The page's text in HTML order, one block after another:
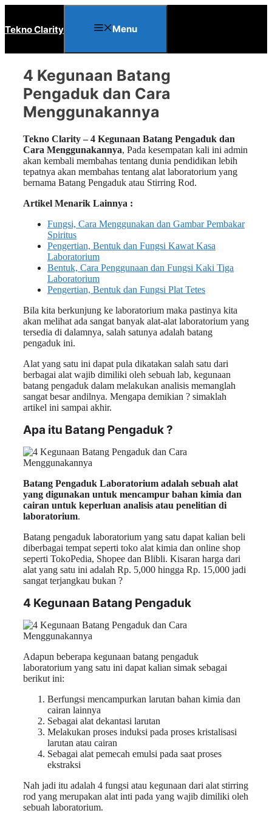
isi
Tekno Clarity Menu
4 Kegunaan Batang
Pengaduk dan Cara
Menggunakannya
Tekno Clarity – 4 Kegunaan Batang Pengaduk dan
Cara Menggunakannya, Pada kesempatan kali ini admin
akan kembali membahas tentang dunia pendidikan lebih
tepatnya akan membahas tentang alat laboratorium yang
bernama Batang Pengaduk atau Stirring Rod.
Artikel Menarik Lainnya :
Fungsi, Cara Menggunakan dan Gambar Pembakar
Spiritus
Pengertian, Bentuk dan Fungsi Kawat Kasa
Laboratorium
Bentuk, Cara Penggunaan dan Fungsi Kaki Tiga
Laboratorium
Pengertian, Bentuk dan Fungsi Plat Tetes
Bila kita berkunjung ke laboratorium maka pastinya kita
akan melihat ada sangat banyak alat-alat laboratorium yang
tersedia di dalamnya, salah satunya adalah batang
pengaduk ini.
Alat yang satu ini dapat pula dikatakan salah satu dari
berbagai alat wajib dimiliki oleh sebuah lab, kegunaan
batang pengaduk dalam melakukan analisis memanglah
sangat besar andilnya. Mengapa demikian ? simaklah
artikel ini sampai akhir.
Apa itu Batang Pengaduk ?
Batang Pengaduk Laboratorium adalah sebuah alat
yang digunakan untuk mencampur bahan kimia dan
cairan untuk keperluan analisis atau penelitian di
laboratorium.
Batang pengaduk laboratorium yang satu dapat kalian beli
diberbagai tempat seperti toko alat kimia dan online shop
seperti TokoPedia, Shopee dan Blibli. Kisaran harga dari
alat yang satu ini adalah Rp. 5,000 hingga Rp. 15,000 jadi
sangat terjangkau bukan ?
4 Kegunaan Batang Pengaduk
Adapun beberapa kegunaan batang pengaduk
laboratorium yang satu ini dapat kalian simak sebagai
berikut ini:
Berfungsi mencampurkan larutan bahan kimia dan
cairan lainnya
Sebagai alat dekantasi larutan
Melakukan proses induksi pada proses kristalisasi
larutan atau cairan
Sebagai alat pemecah emulsi pada saat proses
ekstraksi
Nah jadi itu adalah 4 fungsi atau kegunaan dari alat stirring
rod yang merupakan alat inti pada yang wajib dimiliki oleh
sebuah laboratorium.